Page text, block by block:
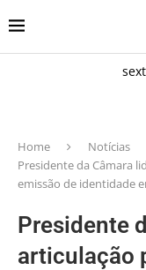
Home Notícias
Presidente da Câmara
emissão de identidade
Presidente
articulação